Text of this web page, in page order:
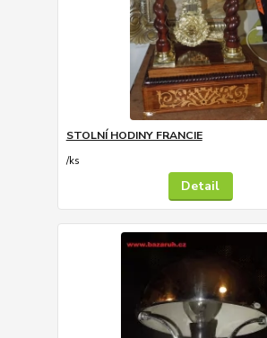
STOLNÍ HODINY FRANCIE
/ks
Detail